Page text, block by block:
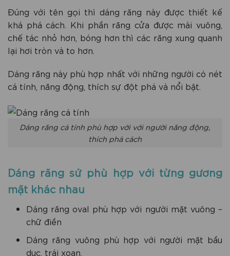
Đúng với tên gọi thì dáng răng này được thiết kế
khá phá cách. Khi phần răng cửa được mài vuông,
chế tác nhỏ hơn, bóng hơn thì các răng xung quanh
lại hơi tròn và to hơn.
Dáng răng này phù hợp nhất với những người có nét
cá tính, năng động, thích sự đột phá và nổi bật.
Dáng răng cá tính phù hợp với với người năng động,
thích phá cách
Dáng răng sứ phù hợp với từng gương
mặt khác nhau
Dáng răng oval phù hợp với người mặt vuông –
chữ điền
Dáng răng vuông phù hợp với người mặt bầu
dục, trái xoan.